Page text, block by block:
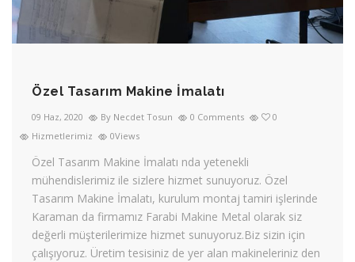
Özel Tasarım Makine İmalatı
09 Haz, 2020 By Necdet Tosun 0 Comments
0
Hizmetlerimiz
0Views
Özel Tasarım Makine İmalatı nda yetenekli
mühendislerimiz ile sizlere hizmet sunuyoruz. Özel
Tasarım Makine İmalatı, kurulum montaj tamiri işlerinde
Karaman da firmamız Farabi Makine Metal olarak siz
değerli müşterilerimize hizmet sunuyoruz.Biz sizin için
çalışıyoruz. Üretim tesisiniz de yer alan makineleriniz den